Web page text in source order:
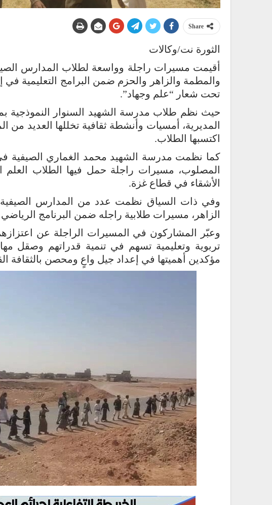
Share
الثورة نت/وكالات
أقيمت مسيرات راجلة وواسعة لطلاب المدارس
تحت شعار “علم وجهاد”.
حيث نظم طلاب مدرسة الشهيد السنوار النموذجية
المديرية، أمسيات وأنشطة ثقافية تخللها العديد من
اكتسبها الطلاب.
كما نظمت مدرسة الشهيد محمد الغماري الصيفية
المصلوب، مسيرات راجلة حمل فيها الطلاب العلم
الأشقاء في قطاع غزة.
وفي ذات السياق نظمت عدد من المدارس
الزاهر، مسيرات طلابية راجله ضمن البرنامج
وعبّر المشاركون في المسيرات الراجلة عن
تربوية وتعليمية تسهم في تنمية قدراتهم وصقل
مؤكدين أهميتها في إعداد جيل واعٍ ومحصن بالثقافة